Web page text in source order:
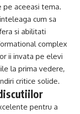
aceeasi tema.
cum sa
si abilitati
complex
ii invata pe elevi
la prima vedere,
critice solide.
pentru a